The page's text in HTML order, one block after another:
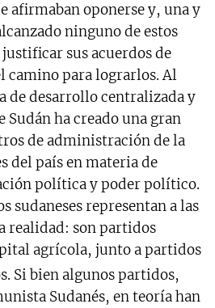
afirmaban oponerse y, una y
ninguno de estos
sus acuerdos de
camino para lograrlos. Al
de desarrollo centralizada y
Sudán ha creado una gran
de administración de la
del país en materia de
política y poder político.
sudaneses representan a las
realidad: son partidos
agrícola, junto a partidos
Si bien algunos partidos,
Sudanés, en teoría han